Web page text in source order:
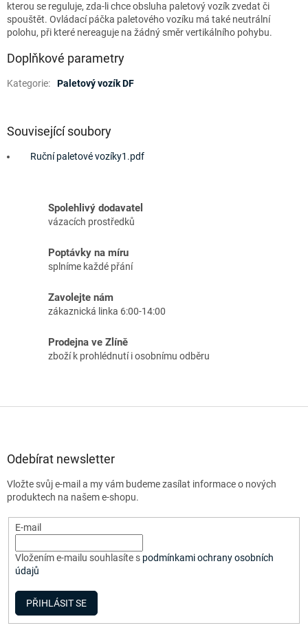
kterou se reguluje, zda-li chce obsluha paletový vozík zvedat či
spouštět. Ovládací páčka paletového vozíku má také neutrální
polohu, při které nereaguje na žádný směr vertikálního pohybu.
Doplňkové parametry
Kategorie: Paletový vozík DF
Související soubory
Ruční paletové vozíky1.pdf
Spolehlivý dodavatel
vázacích prostředků
Poptávky na míru
splníme každé přání
Zavolejte nám
zákaznická linka 6:00-14:00
Prodejna ve Zlíně
zboží k prohlédnutí i osobnímu odběru
Odebírat newsletter
Vložte svůj e-mail a my vám budeme zasílat informace o nových
produktech na našem e-shopu.
E-mail
Vložením e-mailu souhlasíte s podmínkami ochrany osobních
údajů
PŘIHLÁSIT SE